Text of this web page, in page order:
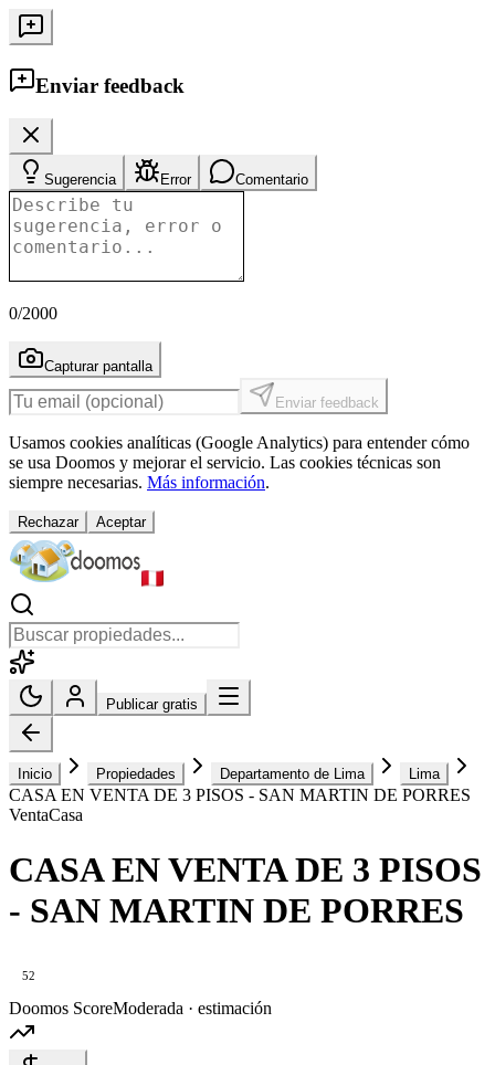
Enviar feedback
Sugerencia Error Comentario
0/2000
Capturar pantalla
Enviar feedback
Usamos cookies analíticas (Google Analytics) para entender cómo
se usa Doomos y mejorar el servicio. Las cookies técnicas son
siempre necesarias. Más información.
Rechazar Aceptar
Publicar gratis
Inicio Propiedades Departamento de Lima Lima
CASA EN VENTA DE 3 PISOS - SAN MARTIN DE PORRES
VentaCasa
CASA EN VENTA DE 3 PISOS
- SAN MARTIN DE PORRES
52
Doomos ScoreModerada · estimación